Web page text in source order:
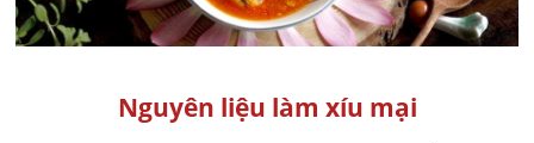
Nguyên liệu làm xíu mại